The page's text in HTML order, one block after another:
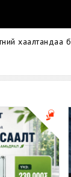
хаалтандаа